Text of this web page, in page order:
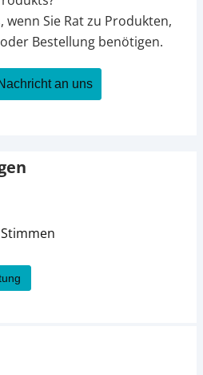
wenn Sie Rat zu Produkten,
Bestellung benötigen.
an uns
5